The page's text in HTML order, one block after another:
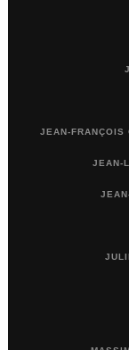
JEAN-FRANÇOIS
JEAN-